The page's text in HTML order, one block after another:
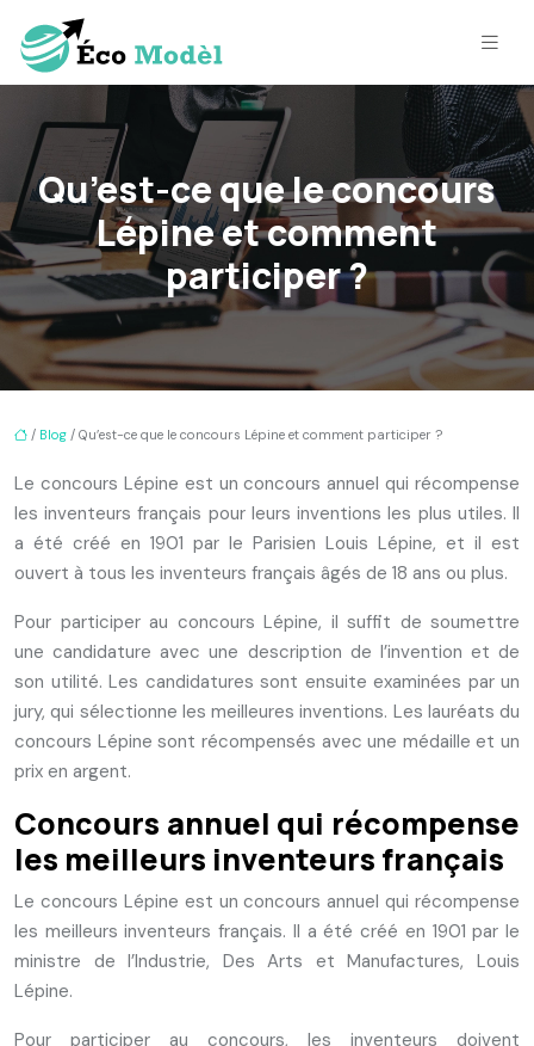
Qu’est-ce que le concours
Lépine et comment
participer ?
/ Blog / Qu’est-ce que le concours Lépine et comment participer ?
Le concours Lépine est un concours annuel qui récompense
les inventeurs français pour leurs inventions les plus utiles. Il
a été créé en 1901 par le Parisien Louis Lépine, et il est
ouvert à tous les inventeurs français âgés de 18 ans ou plus.
Pour participer au concours Lépine, il suffit de soumettre
une candidature avec une description de l’invention et de
son utilité. Les candidatures sont ensuite examinées par un
jury, qui sélectionne les meilleures inventions. Les lauréats du
concours Lépine sont récompensés avec une médaille et un
prix en argent.
Concours annuel qui récompense
les meilleurs inventeurs français
Le concours Lépine est un concours annuel qui récompense
les meilleurs inventeurs français. Il a été créé en 1901 par le
ministre de l’Industrie, Des Arts et Manufactures, Louis
Lépine.
Pour participer au concours, les inventeurs doivent